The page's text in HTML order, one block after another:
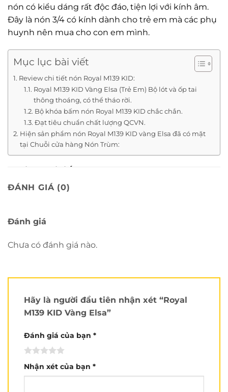
nón có kiểu dáng rất độc đáo, tiện lợi với kính âm.
Đây là nón 3/4 có kính dành cho trẻ em mà các phụ
huynh nên mua cho con em mình.
Mục lục bài viết
Review chi tiết nón Royal M139 KID:
Royal M139 KID Vàng Elsa (Trẻ Em) Bộ lót và ốp tai
thông thoáng, có thể tháo rời.
Bộ khóa bấm nón Royal M139 KID chắc chắn.
Đạt tiêu chuẩn chất lượng QCVN.
Hiện sản phẩm nón Royal M139 KID vàng Elsa đã có mặt
tại Chuỗi cửa hàng Nón Trùm:
Review chi tiết nón Royal M139
ĐÁNH GIÁ (0)
Đánh giá
Chưa có đánh giá nào.
Hãy là người đầu tiên nhận xét “Royal
M139 KID Vàng Elsa”
Đánh giá của bạn *
Nhận xét của bạn *